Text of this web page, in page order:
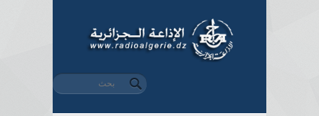
استمارة البحث
‏بحث ‏